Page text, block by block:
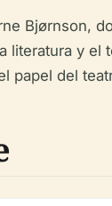
Bjørnson,
literatura y
papel del